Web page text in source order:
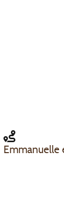
Emmanuelle